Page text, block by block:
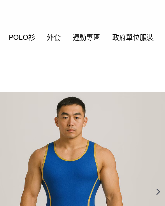
POLO衫 外套 運動專區 政府單位服裝